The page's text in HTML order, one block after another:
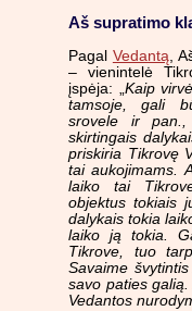
Aš supratimo
Pagal Vedantą,
– vienintelė
įspėja: „Kaip
tamsoje, gali
srovele ir
skirtingais
priskiria Tikrovę
tai aukojimams.
laiko tai
objektus tokiais
dalykais tokia
laiko ją tokia.
Tikrove, tuo
Savaime
savo paties
Vedantos